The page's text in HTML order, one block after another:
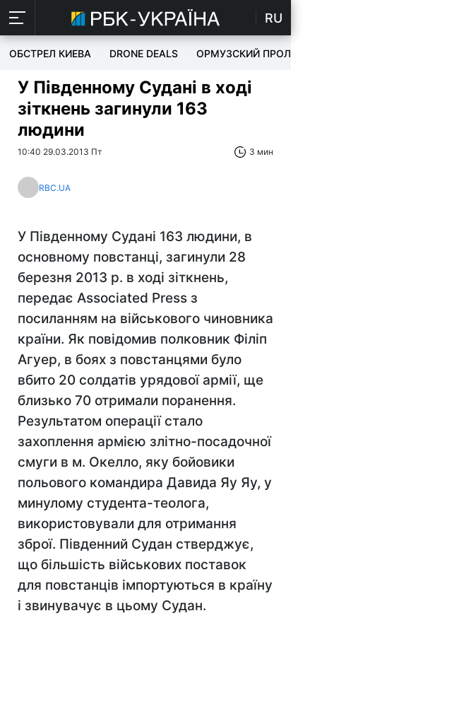
RU
ОБСТРЕЛ КИЕВА DRONE DEALS ОРМУЗСКИЙ ПРОЛИВ
У Південному Судані в ході
зіткнень загинули 163
людини
10:40 29.03.2013 Пт 3 мин
RBC.UA
У Південному Судані 163 людини, в
основному повстанці, загинули 28
березня 2013 р. в ході зіткнень,
передає Associated Press з
посиланням на військового чиновника
країни. Як повідомив полковник Філіп
Агуер, в боях з повстанцями було
вбито 20 солдатів урядової армії, ще
близько 70 отримали поранення.
Результатом операції стало
захоплення армією злітно-посадочної
смуги в м. Окелло, яку бойовики
польового командира Давида Яу Яу, у
минулому студента-теолога,
використовували для отримання
зброї. Південний Судан стверджує,
що більшість військових поставок
для повстанців імпортуються в країну
і звинувачує в цьому Судан.